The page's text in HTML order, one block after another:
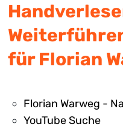
für Florian
Florian Warweg -
YouTube Suche